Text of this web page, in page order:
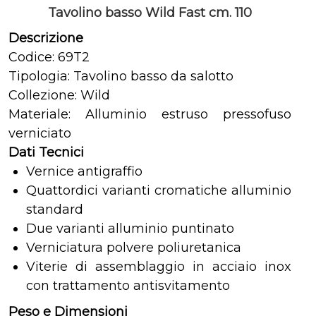
Tavolino basso Wild Fast cm. 110
Descrizione
Codice: 69T2
Tipologia: Tavolino basso da salotto
Collezione: Wild
Materiale: Alluminio estruso pressofuso
verniciato
Dati Tecnici
Vernice antigraffio
Quattordici varianti cromatiche alluminio
standard
Due varianti alluminio puntinato
Verniciatura polvere poliuretanica
Viterie di assemblaggio in acciaio inox
con trattamento antisvitamento
Peso e Dimensioni